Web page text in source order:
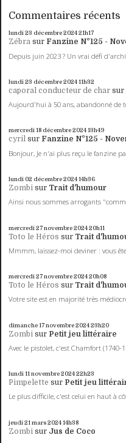
Commentaires récents
lundi 23 décembre 202421h17
Zébra sur Fanzine N°125 -
Depuis juin 2023 ? Un vrai défi
lundi 23 décembre 202411h32
caporal conducteur de char sur
Aujourd'hui à 50 ans, abandonné de
mercredi 18 décembre 202413h49
cyril sur Fanzine N°125 -
Bonjour, Je n'ai plus reçu le fanzine
lundi 02 décembre 202414h36
Zombi sur Trait d'humour
Ainsi nous sommes arrogants
mercredi 27novembre 202420h11
Toto le Héros sur Trait
Mmmm, laissez-moi deviner : vous
mercredi 27novembre 202420h08
Toto le Héros sur Trait
Votre site est en majorité très
dimanche 17novembre 202423h20
Zombi sur Petit jeu littéraire
Avec le pistolet, c'est Chamfort (1740-
lundi 11novembre 202422h23
Pimpelette sur Petit jeu
Le plus difficile, c'est celui en haut à
jeudi 21 mars 202414h38
Zombi sur Jus de Coco